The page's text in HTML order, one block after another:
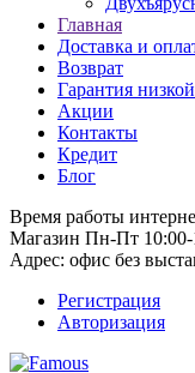
Главная
Доставка и
Возврат
Гарантия
Акции
Контакты
Кредит
Блог
Время работы
Магазин Пн-Пт 10:00-
Адрес: офис без
Регистрация
Авторизация